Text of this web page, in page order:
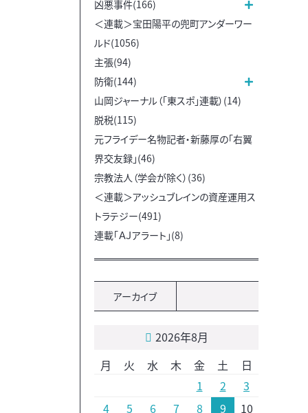
凶悪事件(166)
＜連載＞宝田陽平の兜町アンダーワー
ルド(1056)
主張(94)
防衛(144)
山岡ジャーナル（「東スポ」連載）(14)
脱税(115)
元フライデー名物記者・新藤厚の「右翼
界交友録」(46)
宗教法人（学会が除く）(36)
＜連載＞アッシュブレインの資産運用ス
トラテジー(491)
連載「ＡＪアラート」(8)
アーカイブ
2026年8月
月
火 水 木 金 土
日
1
2
3
4
5 6 7 8 9 10